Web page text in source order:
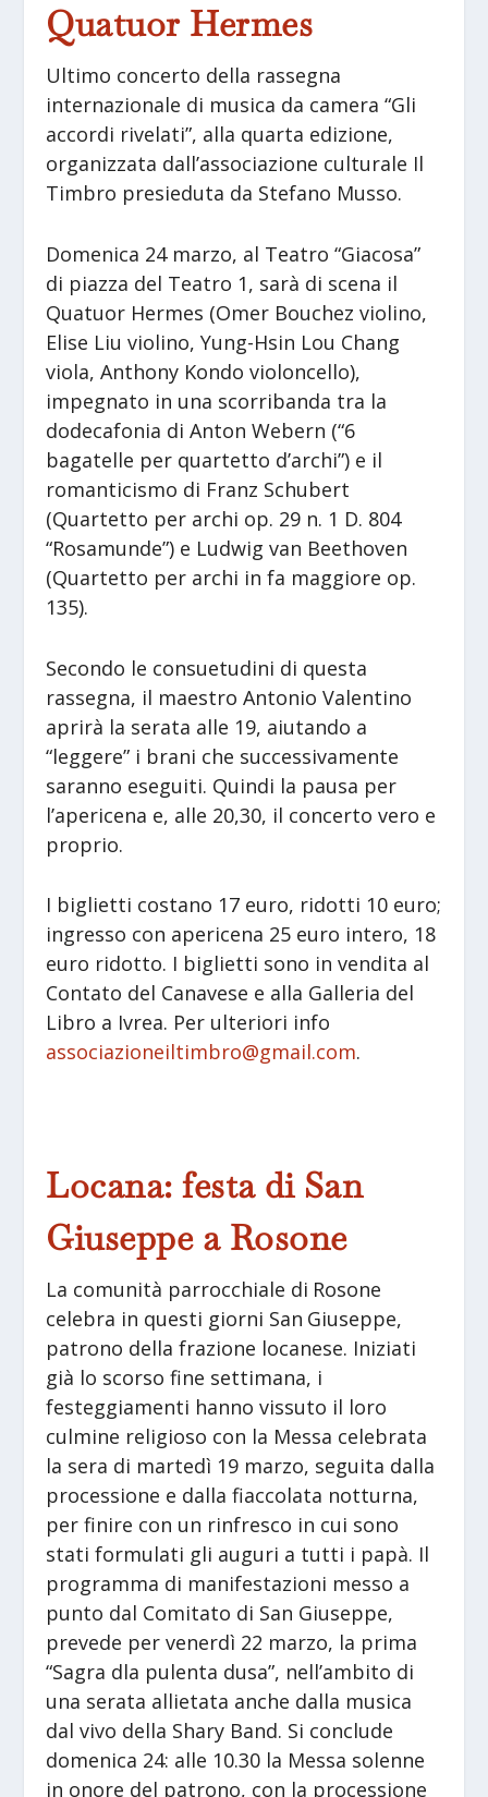
Quatuor Hermes
Ultimo concerto della rassegna
internazionale di musica da camera “Gli
accordi rivelati”, alla quarta edizione,
organizzata dall’associazione culturale Il
Timbro presieduta da Stefano Musso.
Domenica 24 marzo, al Teatro “Giacosa”
di piazza del Teatro 1, sarà di scena il
Quatuor Hermes (Omer Bouchez violino,
Elise Liu violino, Yung-Hsin Lou Chang
viola, Anthony Kondo violoncello),
impegnato in una scorribanda tra la
dodecafonia di Anton Webern (“6
bagatelle per quartetto d’archi”) e il
romanticismo di Franz Schubert
(Quartetto per archi op. 29 n. 1 D. 804
“Rosamunde”) e Ludwig van Beethoven
(Quartetto per archi in fa maggiore op.
135).
Secondo le consuetudini di questa
rassegna, il maestro Antonio Valentino
aprirà la serata alle 19, aiutando a
“leggere” i brani che successivamente
saranno eseguiti. Quindi la pausa per
l’apericena e, alle 20,30, il concerto vero e
proprio.
I biglietti costano 17 euro, ridotti 10 euro;
ingresso con apericena 25 euro intero, 18
euro ridotto. I biglietti sono in vendita al
Contato del Canavese e alla Galleria del
Libro a Ivrea. Per ulteriori info
associazioneiltimbro@gmail.com.
Locana: festa di San
Giuseppe a Rosone
La comunità parrocchiale di Rosone
celebra in questi giorni San Giuseppe,
patrono della frazione locanese. Iniziati
già lo scorso fine settimana, i
festeggiamenti hanno vissuto il loro
culmine religioso con la Messa celebrata
la sera di martedì 19 marzo, seguita dalla
processione e dalla fiaccolata notturna,
per finire con un rinfresco in cui sono
stati formulati gli auguri a tutti i papà. Il
programma di manifestazioni messo a
punto dal Comitato di San Giuseppe,
prevede per venerdì 22 marzo, la prima
“Sagra dla pulenta dusa”, nell’ambito di
una serata allietata anche dalla musica
dal vivo della Shary Band. Si conclude
domenica 24: alle 10.30 la Messa solenne
in onore del patrono, con la processione